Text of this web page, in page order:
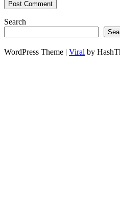
Search
WordPress Theme | Viral by